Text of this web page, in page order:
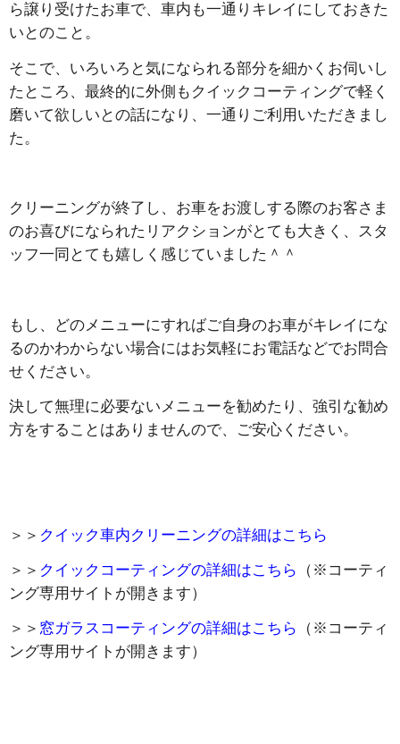
ら譲り受けたお車で、車内も一通りキレイにしておきた
いとのこと。
そこで、いろいろと気になられる部分を細かくお伺いし
たところ、最終的に外側もクイックコーティングで軽く
磨いて欲しいとの話になり、一通りご利用いただきまし
た。
クリーニングが終了し、お車をお渡しする際のお客さま
のお喜びになられたリアクションがとても大きく、スタ
ッフ一同とても嬉しく感じていました＾＾
もし、どのメニューにすればご自身のお車がキレイにな
るのかわからない場合にはお気軽にお電話などでお問合
せください。
決して無理に必要ないメニューを勧めたり、強引な勧め
方をすることはありませんので、ご安心ください。
＞＞ クイック車内クリーニングの詳細はこちら
＞＞ クイックコーティングの詳細はこちら
（※コーティ
ング専用サイトが開きます）
＞＞ 窓ガラスコーティングの詳細はこちら
（※コーティ
ング専用サイトが開きます）